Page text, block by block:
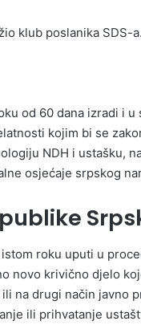
klub poslanika SDS-a.
od 60 dana izradi i u
kojim bi se
NDH i ustašku,
osjećaje srpskog
roku uputi u
novo krivično djelo
na drugi način javno
ili prihvatanje